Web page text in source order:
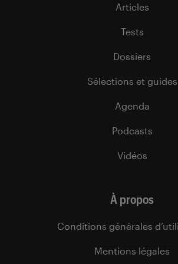
Articles
Tests
Dossiers
Sélections et guides
Agenda
Podcasts
Vidéos
À propos
Conditions générales
Mentions légales